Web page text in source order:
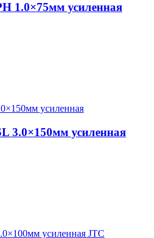
1.0×75мм усиленная
3.0×150мм усиленная